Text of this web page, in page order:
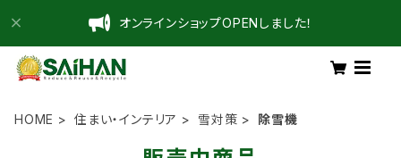
オンラインショップOPENしました！
HOME 住まい・インテリア 雪対策 除雪機